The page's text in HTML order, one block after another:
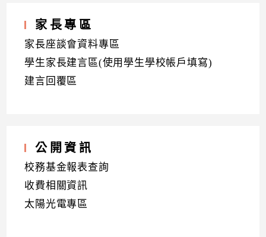
家長專區
家長座談會資料專區
學生家長建言區(使用學生學校帳戶填寫)
建言回覆區
公開資訊
校務基金報表查詢
收費相關資訊
太陽光電專區